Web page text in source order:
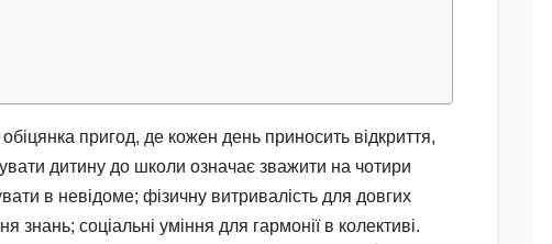
пригод, де кожен день приносить відкриття,
дитину до школи означає зважити на чотири
в невідоме; фізичну витривалість для довгих
знань; соціальні уміння для гармонії в колективі.